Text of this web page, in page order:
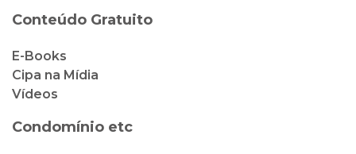
Conteúdo Gratuito
E-Books
Cipa na Mídia
Vídeos
Condomínio etc